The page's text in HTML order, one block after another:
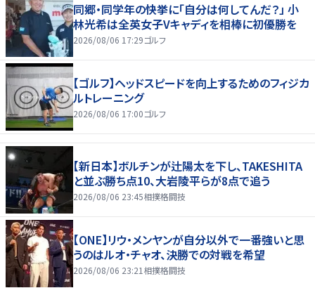
同郷・同学年の快挙に「自分は何してんだ？」 小
林光希は全英女子Vキャディを相棒に初優勝を
2026/08/06 17:29ゴルフ
【ゴルフ】ヘッドスピードを向上するためのフィジカ
ルトレーニング
2026/08/06 17:00ゴルフ
【新日本】ボルチンが辻陽太を下し、TAKESHITA
と並ぶ勝ち点10、大岩陵平らが8点で追う
2026/08/06 23:45相撲格闘技
【ONE】リウ・メンヤンが自分以外で一番強いと思
うのはルオ・チャオ、決勝での対戦を希望
2026/08/06 23:21 相撲格闘技